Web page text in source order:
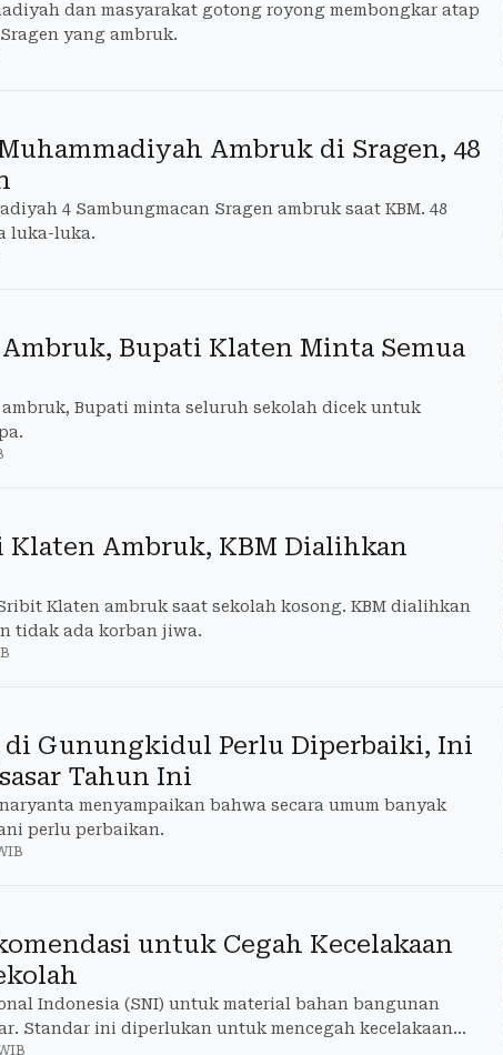
dan masyarakat gotong royong membongkar atap
yang ambruk.
Ambruk di Sragen, 48
4 Sambungmacan Sragen ambruk saat KBM. 48
luka-luka.
Bupati Klaten Minta Semua
ambruk, Bupati minta seluruh sekolah dicek untuk
Klaten Ambruk, KBM Dialihkan
Klaten ambruk saat sekolah kosong. KBM dialihkan
tidak ada korban jiwa.
di Gunungkidul Perlu Diperbaiki, Ini
Tahun Ini
menyampaikan bahwa secara umum banyak
perlu perbaikan.
untuk Cegah Kecelakaan
Indonesia (SNI) untuk material bahan bangunan
Standar ini diperlukan untuk mencegah kecelakaan